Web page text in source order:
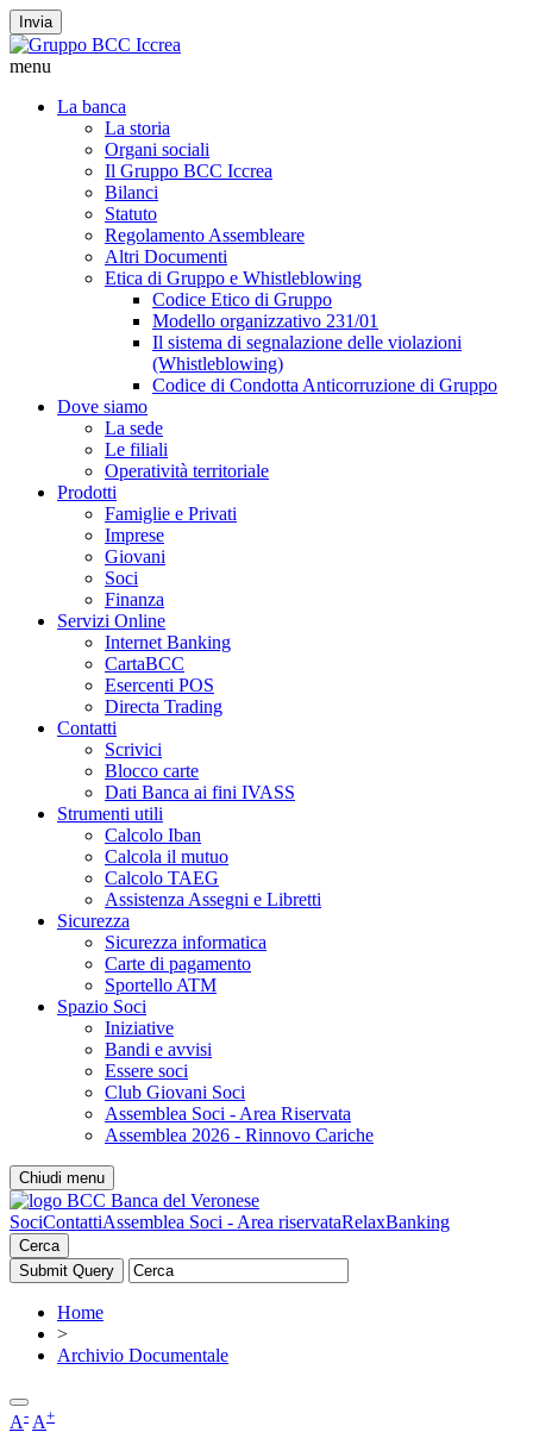
Invia
menu
La banca
La storia
Organi sociali
Il Gruppo BCC Iccrea
Bilanci
Statuto
Regolamento Assembleare
Altri Documenti
Etica di Gruppo e Whistleblowing
Codice Etico di Gruppo
Modello organizzativo 231/01
Il sistema di segnalazione delle violazioni
(Whistleblowing)
Codice di Condotta Anticorruzione di Gruppo
Dove siamo
La sede
Le filiali
Operatività territoriale
Prodotti
Famiglie e Privati
Imprese
Giovani
Soci
Finanza
Servizi Online
Internet Banking
CartaBCC
Esercenti POS
Directa Trading
Contatti
Scrivici
Blocco carte
Dati Banca ai fini IVASS
Strumenti utili
Calcolo Iban
Calcola il mutuo
Calcolo TAEG
Assistenza Assegni e Libretti
Sicurezza
Sicurezza informatica
Carte di pagamento
Sportello ATM
Spazio Soci
Iniziative
Bandi e avvisi
Essere soci
Club Giovani Soci
Assemblea Soci - Area Riservata
Assemblea 2026 - Rinnovo Cariche
Chiudi menu
SociContattiAssemblea Soci - Area riservataRelaxBanking
Cerca
Home
>
Archivio Documentale
A- A+